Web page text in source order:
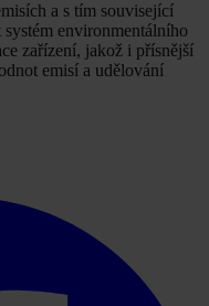
a s tím související
environmentálního
zařízení, jakož i přísnější
emisí a udělování